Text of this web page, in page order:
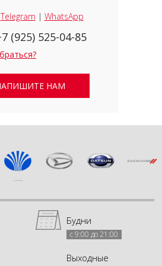
Telegram | WhatsApp
(925) 525-04-85
НАМ
Будни
с 9:00 до 21:00
Выходные